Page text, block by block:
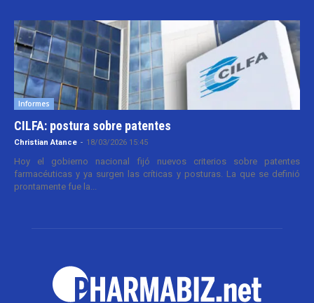
Informes
CILFA: postura sobre patentes
Christian Atance - 18/03/2026 15:45
Hoy el gobierno nacional fijó nuevos criterios sobre patentes
farmacéuticas y ya surgen las críticas y posturas. La que se definió
prontamente fue la...